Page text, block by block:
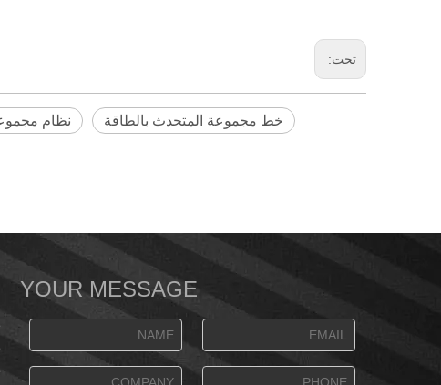
تحت:
نظام خط مجموعة المتحدث بالطاقة
YOUR MESSAGE